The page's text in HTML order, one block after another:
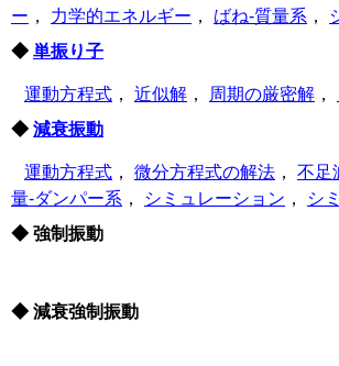
ー ， 力学的エネルギー ， ばね‐質量系 ，
◆ 単振り子
運動方程式 ， 近似解 ， 周期の厳密解 ，
◆ 減衰振動
運動方程式 ， 微分方程式の解法 ， 不足
量‐ダンパー系 ， シミュレーション ，
シ
◆ 強制振動
◆ 減衰強制振動